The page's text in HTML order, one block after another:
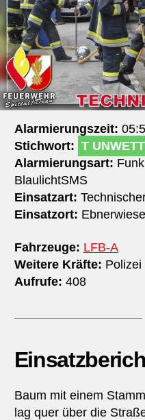
Alarmierungszeit:
Stichwort: T
Alarmierungsart:
BlaulichtSMS
Einsatzart:
Einsatzort: Ebnerwiese
Fahrzeuge: LFB-A
Weitere Kräfte: Polizei
Aufrufe: 408
Baum mit einem
lag quer über die